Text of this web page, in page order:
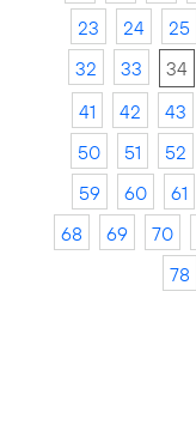
23
24 25
32
33 34
41
42 43
50
51 52
59
60 61
68
69 70
78